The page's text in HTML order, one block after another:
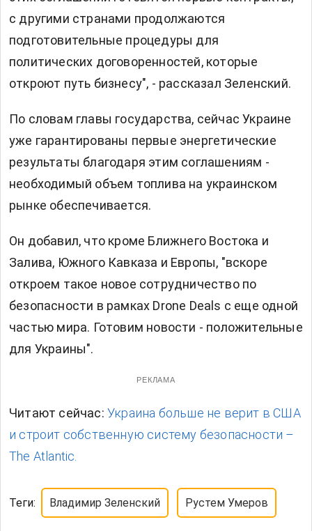
с другими странами продолжаются
подготовительные процедуры для
политических договоренностей, которые
откроют путь бизнесу", - рассказал Зеленский.
По словам главы государства, сейчас Украине
уже гарантированы первые энергетические
результаты благодаря этим соглашениям -
необходимый объем топлива на украинском
рынке обеспечивается.
Он добавил, что кроме Ближнего Востока и
Залива, Южного Кавказа и Европы, "вскоре
откроем такое новое сотрудничество по
безопасности в рамках Drone Deals с еще одной
частью мира. Готовим новости - положительные
для Украины".
РЕКЛАМА
Читают сейчас: Украина больше не верит в США
и строит собственную систему безопасности –
The Atlantic.
Теги: Владимир Зеленский Рустем Умеров